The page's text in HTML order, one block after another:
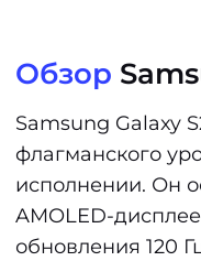
Обзор
Samsung Galaxy
флагманского
исполнении. Он
AMOLED-
обновления 120